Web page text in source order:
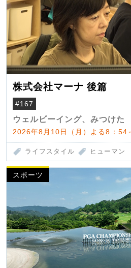
株式会社マーナ 後篇
#167
ウェルビーイング、みつけた
2026年8月10日（月）よる8：54
ライフスタイル ヒューマン
スポーツ